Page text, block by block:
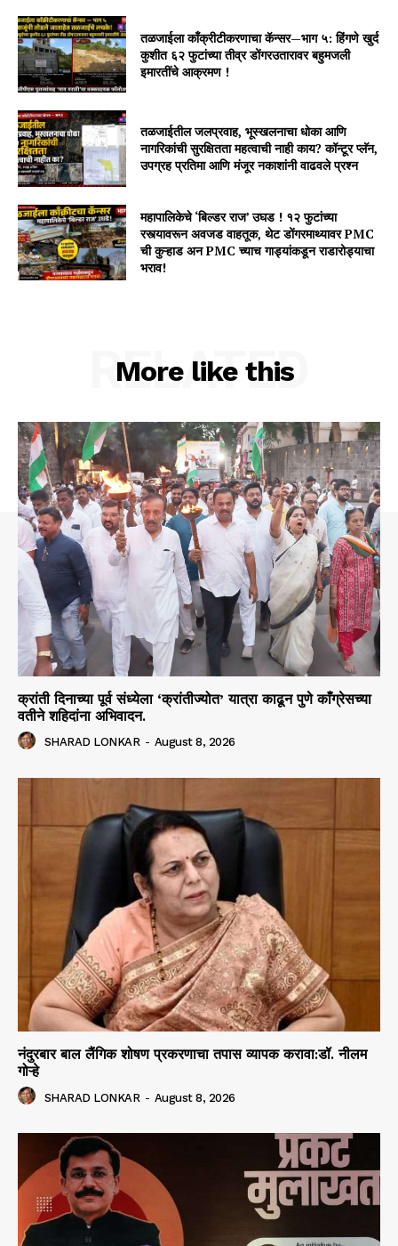
तळजाईला काँक्रीटीकरणाचा कॅन्सर—भाग ५: हिंगणे खुर्द
कुशीत ६२ फुटांच्या तीव्र डोंगरउतारावर बहुमजली
इमारतींचे आक्रमण !
तळजाईतील जलप्रवाह, भूस्खलनाचा धोका आणि
नागरिकांची सुरक्षितता महत्वाची नाही काय? कॉन्टूर प्लॅन,
उपग्रह प्रतिमा आणि मंजूर नकाशांनी वाढवले प्रश्न
महापालिकेचे ‘बिल्डर राज’ उघड ! १२ फुटांच्या
रस्त्यावरून अवजड वाहतूक, थेट डोंगरमाथ्यावर PMC
ची कुऱ्हाड अन PMC च्याच गाड्यांकडून राडारोड्याचा
भराव!
More like this
RELATED
क्रांती दिनाच्या पूर्व संध्येला ‘क्रांतीज्योत’ यात्रा काढून पुणे काँग्रेसच्या
वतीने शहिदांना अभिवादन.
SHARAD LONKAR - August 8, 2026
नंदुरबार बाल लैंगिक शोषण प्रकरणाचा तपास व्यापक करावा:डॉ. नीलम
गोऱ्हे
SHARAD LONKAR - August 8, 2026